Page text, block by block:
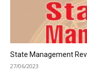
State Management
27/06/2023